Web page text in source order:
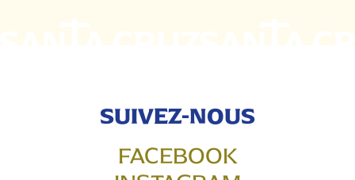
SUIVEZ-NOUS
FACEBOOK